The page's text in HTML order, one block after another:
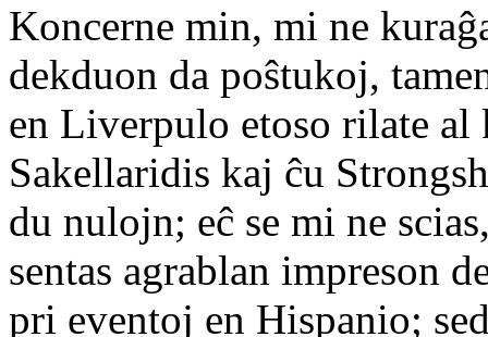
Koncerne min, mi ne
dekduon da poŝtukoj,
en Liverpulo etoso rilate
Sakellaridis kaj ĉu
du nulojn; eĉ se mi ne
sentas agrablan impreson
pri eventoj en Hispanio;